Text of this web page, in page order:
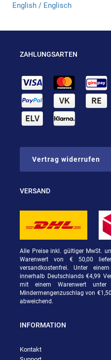
English / Englisch
ZAHLUNGSARTEN
Vertrag widerrufen
VERSAND
Alle Preise inkl. gültiger MwSt.
Warenwert von € 50,00
versandkostenfrei. Unter
innerhalb Deutschlands €4,99
mit einem Warenwert
Mindermengenzuschlag von
abweichend.
INFORMATION
Kontakt